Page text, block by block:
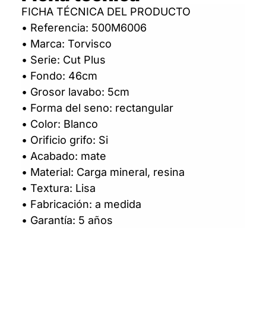
FICHA TÉCNICA DEL PRODUCTO
• Referencia: 500M6006
• Marca: Torvisco
• Serie: Cut Plus
• Fondo: 46cm
• Grosor lavabo: 5cm
• Forma del seno: rectangular
• Color: Blanco
• Orificio grifo: Si
• Acabado: mate
• Material: Carga mineral, resina
• Textura: Lisa
• Fabricación: a medida
• Garantía: 5 años